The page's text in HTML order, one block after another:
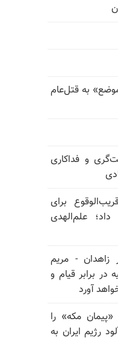
به قتل‌عام
و فداکاری
برای
علم‌الهدی
زاهدان - مریم
در برابر قیام و
آورد
«پیمان مکه» را
رژیم ایران به